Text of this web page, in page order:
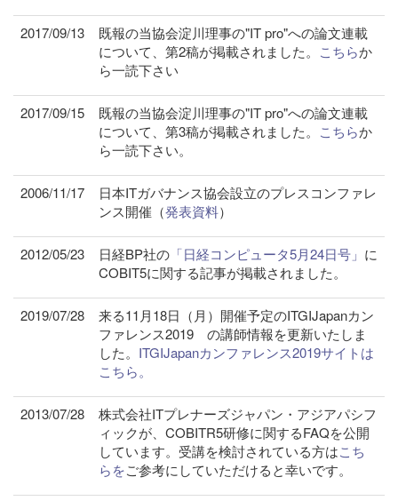
2017/09/13
既報の当協会淀川理事の"IT pro"への論文連載
について、第2稿が掲載されました。 こちらか
ら一読下さい
2017/09/15
既報の当協会淀川理事の"IT pro"への論文連載
について、第3稿が掲載されました。 こちらか
ら一読下さい。
2006/11/17
日本ITガバナンス協会設立のプレスコンファレ
ンス開催（発表資料）
2012/05/23 日経BP社の 「日経コンピュータ5月24日号」 に
COBIT5に関する記事が掲載されました。
2019/07/28
来る11月18日（月）開催予定のITGIJapanカン
ファレンス2019 の講師情報を更新いたしま
した。 ITGIJapanカンファレンス2019サイトは
こちら。
2013/07/28
株式会社ITプレナーズジャパン・アジアパシフ
ィックが、COBITR5研修に関するFAQを公開
しています。受講を検討されている方はこち
らをご参考にしていただけると幸いです。